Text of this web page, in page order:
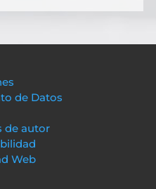
de Datos
de autor
Web